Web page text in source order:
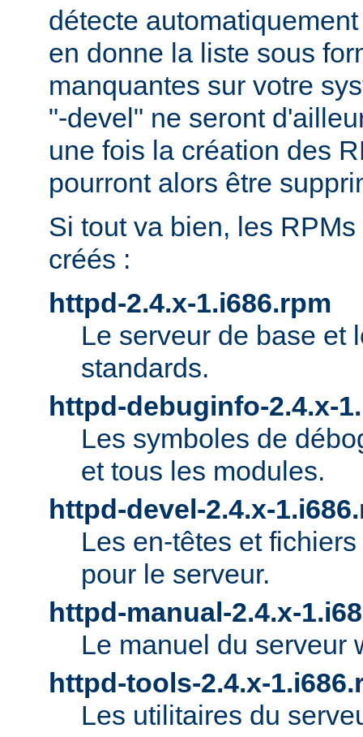
détecte
en donne la liste sous
manquantes sur votre
"-devel" ne seront
une fois la création des
pourront alors être
Si tout va bien, les
créés :
httpd-2.4.x-1.i686.rpm
Le serveur de base et
standards.
httpd-debuginfo-2.4.x-
Les symboles de
et tous les modules.
httpd-devel-2.4.x-
Les en-têtes et
pour le serveur.
httpd-manual-2.4.x-
Le manuel du serveur
httpd-tools-2.4.x-
Les utilitaires du